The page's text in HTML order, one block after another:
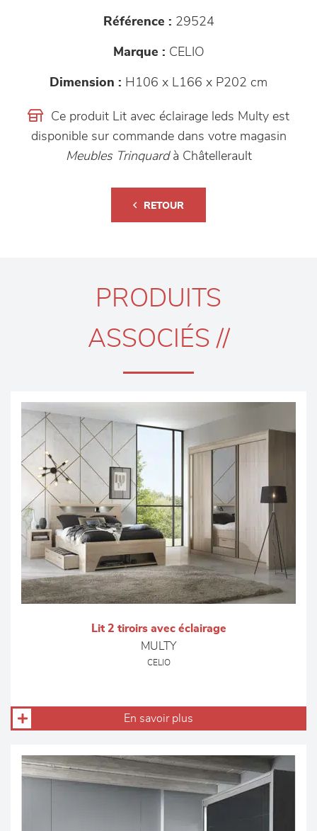
Référence : 29524
Marque : CELIO
Dimension : H106 x L166 x P202 cm
Ce produit Lit avec éclairage leds Multy est
disponible sur commande dans votre magasin
Meubles Trinquard à Châtellerault
RETOUR
PRODUITS
ASSOCIÉS //
Lit 2 tiroirs avec éclairage
MULTY
CELIO
En savoir plus